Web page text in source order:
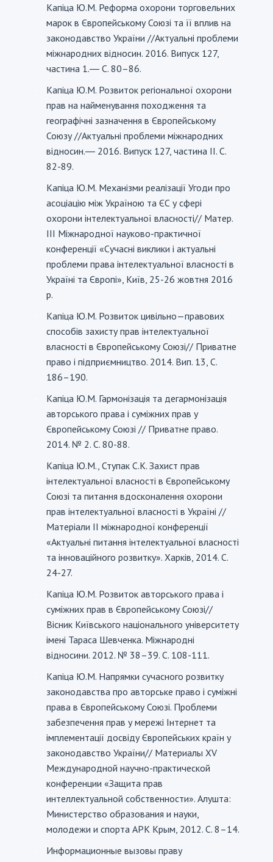
Капіца Ю.М. Реформа охорони торговельних
марок в Європейському Союзі та її вплив на
законодавство України //Актуальні проблеми
міжнародних відносин. 2016. Випуск 127,
частина 1.― С. 80–86.
Капіца Ю.М. Розвиток регіональної охорони
прав на найменування походження та
географічні зазначення в Європейському
Союзу //Актуальні проблеми міжнародних
відносин.― 2016. Випуск 127, частина II. С.
82-89.
Капіца Ю.М. Механізми реалізації Угоди про
асоціацію між Україною та ЄС у сфері
охорони інтелектуальної власності// Матер.
III Міжнародної науково-практичної
конференції «Сучасні виклики і актуальні
проблеми права інтелектуальної власності в
Україні та Європі», Київ, 25-26 жовтня 2016
р.
Капіца Ю.М. Розвиток цивільно—правових
способів захисту прав інтелектуальної
власності в Європейському Союзі// Приватне
право і підприємництво. 2014. Вип. 13, С.
186–190.
Капіца Ю.М. Гармонізація та дегармонізація
авторського права і суміжних прав у
Європейському Союзі // Приватне право.
2014. № 2. С. 80-88.
Капіца Ю.М., Ступак С.К. Захист прав
інтелектуальної власності в Європейському
Союзі та питання вдосконалення охорони
прав інтелектуальної власності в Україні //
Матеріали II міжнародної конференції
«Актуальні питання інтелектуальної власності
та інноваційного розвитку». Харків, 2014. С.
24-27.
Капіца Ю.М. Розвиток авторського права і
суміжних прав в Європейському Союзі//
Вісник Київського національного університету
імені Тараса Шевченка. Міжнародні
відносини. 2012. № 38–39. С. 108-111.
Капіца Ю.М. Напрямки сучасного розвитку
законодавства про авторське право і суміжні
права в Європейському Союзі. Проблеми
забезпечення прав у мережі Інтернет та
імплементації досвіду Європейських країн у
законодавство України// Материалы XV
Международной научно-практической
конференции «Защита прав
интеллектуальной собственности». Алушта:
Министерство образования и науки,
молодежи и спорта АРК Крым, 2012. С. 8–14.
Информационные вызовы праву